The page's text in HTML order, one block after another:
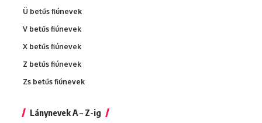
Ü betűs fiúnevek
V betűs fiúnevek
X betűs fiúnevek
Z betűs fiúnevek
Zs betűs fiúnevek
Lánynevek A – Z-ig